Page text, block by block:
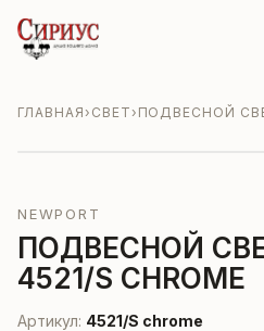
ГЛАВНАЯ› СВЕТ› ПОДВЕСНОЙ
NEWPORT
ПОДВЕСНОЙ
4521/S CHROME
Артикул: 4521/S chrome